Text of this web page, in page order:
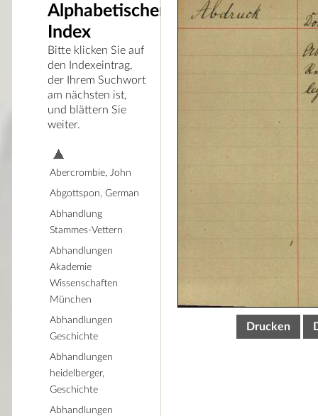
Drucken
Alphabetischer
Index
Bitte klicken Sie auf
den Indexeintrag,
der Ihrem Suchwort
am nächsten ist,
und blättern Sie
weiter.
Abercrombie, John
Abgottspon, German
Abhandlung
Stammes-Vettern
Abhandlungen
Akademie
Wissenschaften
München
Abhandlungen
Geschichte
Abhandlungen
heidelberger,
Geschichte
Abhandlungen